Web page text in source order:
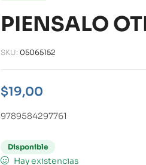
PIENSALO
SKU: 05065152
$19,00
9789584297761
Disponible
Hay existencias